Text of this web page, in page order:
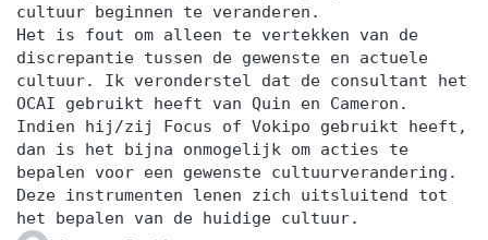
cultuur beginnen te veranderen.
Het is fout om alleen te vertekken van de
discrepantie tussen de gewenste en actuele
cultuur. Ik veronderstel dat de consultant het
OCAI gebruikt heeft van Quin en Cameron.
Indien hij/zij Focus of Vokipo gebruikt heeft,
dan is het bijna onmogelijk om acties te
bepalen voor een gewenste cultuurverandering.
Deze instrumenten lenen zich uitsluitend tot
het bepalen van de huidige cultuur.